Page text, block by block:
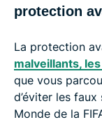
protection
La protection
malveillants,
que vous
d’éviter les
Monde de la